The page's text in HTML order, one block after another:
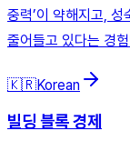
중력’이 약해지고, 성
줄어들고 있다는 경
🇰🇷Korean
빌딩 블록 경제